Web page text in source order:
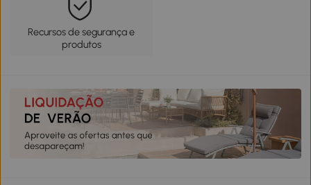
Recursos de segurança e
produtos